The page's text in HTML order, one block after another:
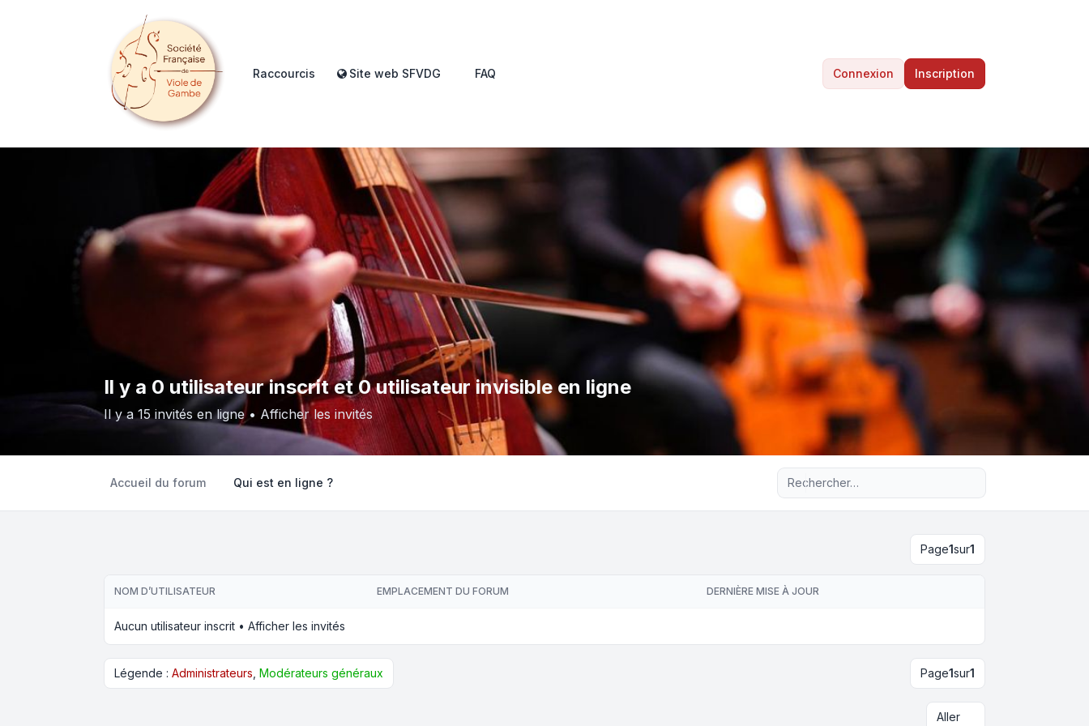
Raccourcis Site web SFVDG FAQ Connexion Inscription
Il y a 0 utilisateur inscrit et 0 utilisateur invisible en ligne
Il y a 15 invités en ligne • Afficher les invités
Accueil du forum Qui est en ligne ? Recherche avancée
Page1sur1
NOM D’UTILISATEUR EMPLACEMENT DU FORUM DERNIÈRE MISE À JOUR
Aucun utilisateur inscrit • Afficher les invités
Légende : Administrateurs Modérateurs généraux Page1sur1
Aller